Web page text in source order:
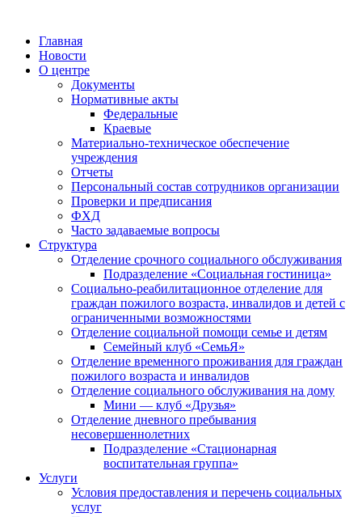
Главная
Новости
О центре
Документы
Нормативные акты
Федеральные
Краевые
Материально-техническое обеспечение
учреждения
Отчеты
Персональный состав сотрудников организации
Проверки и предписания
ФХД
Часто задаваемые вопросы
Структура
Отделение срочного социального обслуживания
Подразделение «Социальная гостиница»
Социально-реабилитационное отделение для
граждан пожилого возраста, инвалидов и детей с
ограниченными возможностями
Отделение социальной помощи семье и детям
Семейный клуб «СемьЯ»
Отделение временного проживания для граждан
пожилого возраста и инвалидов
Отделение социального обслуживания на дому
Мини — клуб «Друзья»
Отделение дневного пребывания
несовершеннолетних
Подразделение «Стационарная
воспитательная группа»
Услуги
Условия предоставления и перечень социальных
услуг